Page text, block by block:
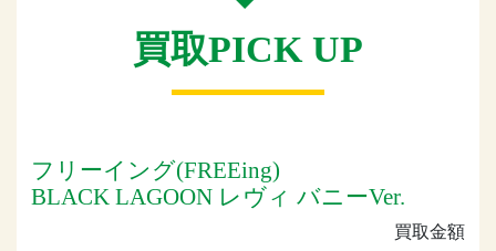
買取PICK UP
フリーイング(FREEing)
BLACK LAGOON レヴィ バニーVer.
買取金額